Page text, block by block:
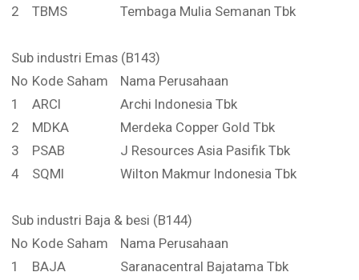
2 TBMS Tembaga Mulia Semanan Tbk
Sub industri Emas (B143)
No Kode Saham
Nama Perusahaan
1
ARCI
Archi Indonesia Tbk
2
MDKA
Merdeka Copper Gold Tbk
3
PSAB
J Resources Asia Pasifik Tbk
4
SQMI Wilton Makmur Indonesia Tbk
Sub industri Baja & besi (B144)
No Kode Saham
Nama Perusahaan
1
BAJA
Saranacentral Bajatama Tbk